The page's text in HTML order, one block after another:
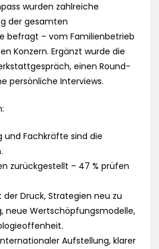
wurden zahlreiche
der gesamten
befragt – vom Familienbetrieb
Konzern. Ergänzt wurde die
einen Round-
persönliche Interviews.
und Fachkräfte sind die
zurückgestellt – 47 % prüfen
Druck, Strategien neu zu
neue Wertschöpfungsmodelle,
Aufstellung, klarer